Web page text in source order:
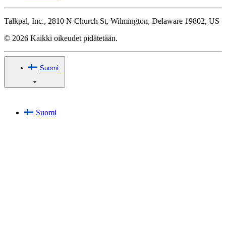
Talkpal, Inc., 2810 N Church St, Wilmington, Delaware 19802, US
© 2026 Kaikki oikeudet pidätetään.
Suomi
Suomi